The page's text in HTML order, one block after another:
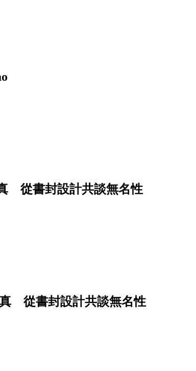
從書封設計共談無名性
從書封設計共談無名性